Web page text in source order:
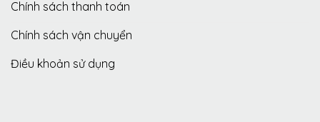
Chính sách thanh toán
Chính sách vận chuyển
Điều khoản sử dụng